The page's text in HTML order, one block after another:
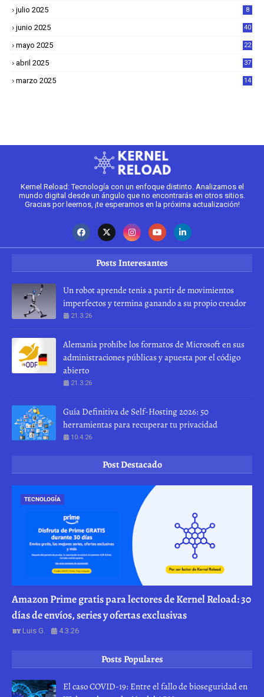
julio 2025 8
junio 2025 40
mayo 2025
22
abril 2025
37
marzo 2025
14
Kernel Reload: Tecnología con un enfoque distinto. Analizamos el
mundo digital desde un ángulo que no encontrarás en otros sitios.
Gracias por leernos, ¡te esperamos en la próxima actualización!
Posts Interesantes
Un robot aprende tenis a partir de movimientos
imperfectos y termina ganando a su propio creador
21.3.26
Alemania prohíbe los formatos de Microsoft en sus
administraciones públicas y apuesta por el código
abierto
21.3.26
Guía Definitiva de Self-Hosting 2026: 50
herramientas para recuperar tu privacidad
10.4.26
Post Destacado
TECNOLOGÍA
Amazon Prime gratis para lectores de Kernel Reload: 30
días de envíos, series y ofertas exclusivas
Luis G. 4.3.26
Posts Populares
El caso COVID-19: Entre el fallo de bioseguridad en